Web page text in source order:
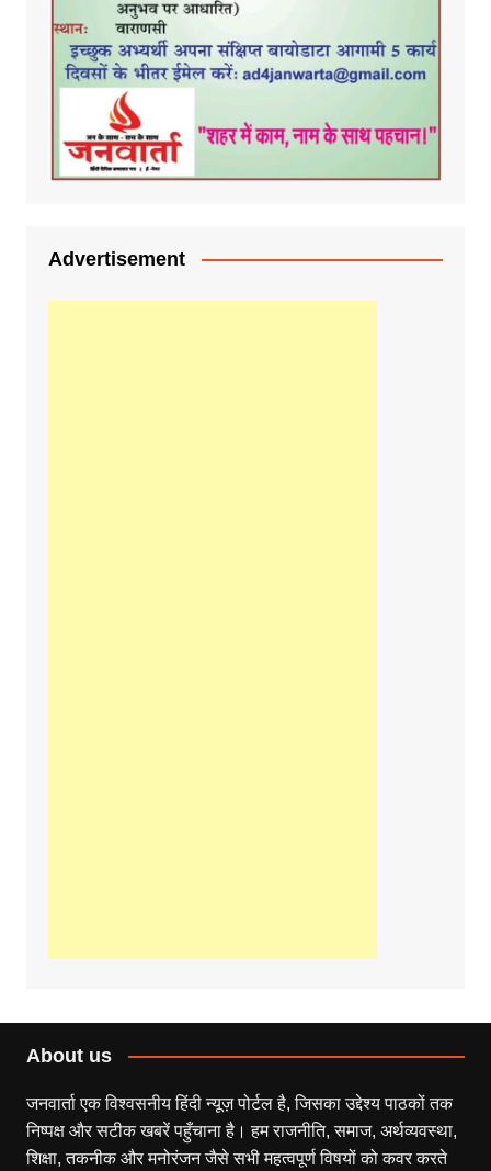
Advertisement
About us
जनवार्ता एक विश्वसनीय हिंदी न्यूज़ पोर्टल है, जिसका उद्देश्य पाठकों तक
निष्पक्ष और सटीक खबरें पहुँचाना है। हम राजनीति, समाज, अर्थव्यवस्था,
शिक्षा, तकनीक और मनोरंजन जैसे सभी महत्वपूर्ण विषयों को कवर करते